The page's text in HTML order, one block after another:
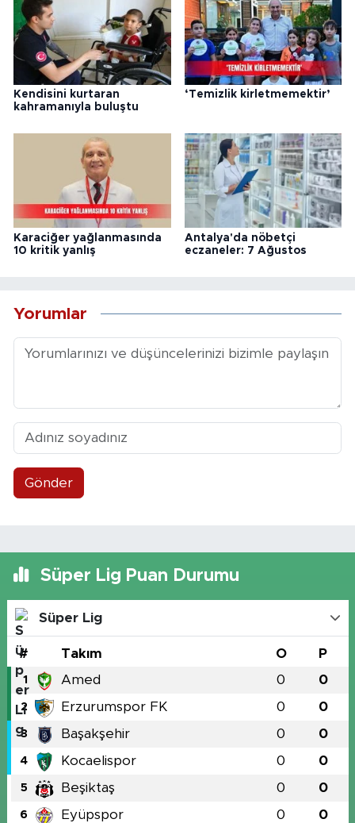
Kendisini kurtaran
kahramanıyla buluştu
‘Temizlik kirletmemektir’
Karaciğer yağlanmasında
10 kritik yanlış
Antalya'da nöbetçi
eczaneler: 7 Ağustos
Yorumlar
Gönder
Süper Lig Puan Durumu
Süper Lig
# Takım O P
1 Amed 0 0
2 Erzurumspor FK 0 0
3 Başakşehir 0 0
4 Kocaelispor 0 0
5 Beşiktaş 0 0
6 Eyüpspor 0 0